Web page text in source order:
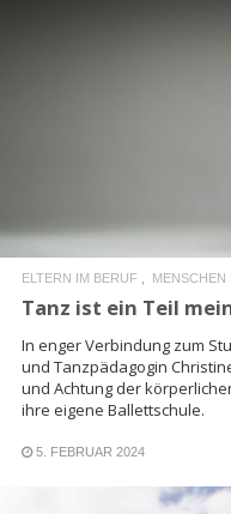
ELTERN IM BERUF MENSCHEN
Tanz ist ein Teil
In enger Verbindung zum
und Tanzpädagogin
und Achtung der
ihre eigene Ballettschule.
5. FEBRUAR 2024